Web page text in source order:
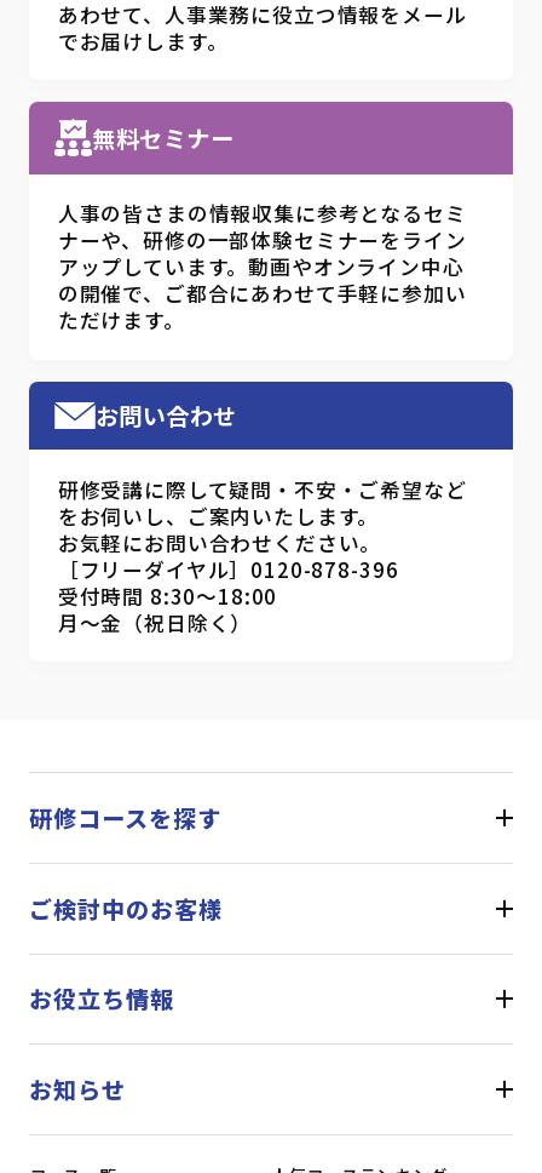
あわせて、人事業務に役立つ情報をメール
でお届けします。
無料セミナー
人事の皆さまの情報収集に参考となるセミ
ナーや、研修の一部体験セミナーをライン
アップしています。動画やオンライン中心
の開催で、ご都合にあわせて手軽に参加い
ただけます。
お問い合わせ
研修受講に際して疑問・不安・ご希望など
をお伺いし、ご案内いたします。
お気軽にお問い合わせください。
［フリーダイヤル］0120-878-396
受付時間 8:30～18:00
月～金（祝日除く）
研修コースを探す
ご検討中のお客様
お役立ち情報
お知らせ